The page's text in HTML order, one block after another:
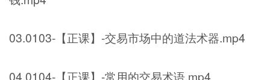
03.0103-【正课】-交易市场中的道法术器.mp4
04.0104-【正课】-常用的交易术语.mp4